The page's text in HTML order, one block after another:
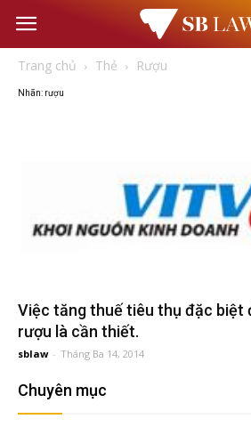
Văn
đầu
Trang chủ Thẻ Rượu
Nhãn: rượu
Việc tăng thuế tiêu thụ đặc biệt
rượu là cần thiết.
sblaw - Tháng Ba 14, 2014
Chuyên mục